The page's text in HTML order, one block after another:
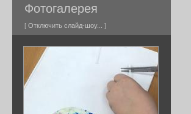
Фотогалерея
[ Отключить слайд-шоу... ]